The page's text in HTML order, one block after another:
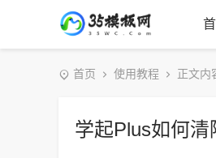
首页 使用教程 正文内
学起Plus如何